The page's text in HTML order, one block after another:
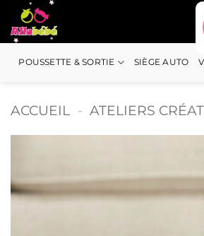
Passer
au
contenu
POUSSETTE & SORTIE SIÈGE AUTO
ACCUEIL - ATELIERS